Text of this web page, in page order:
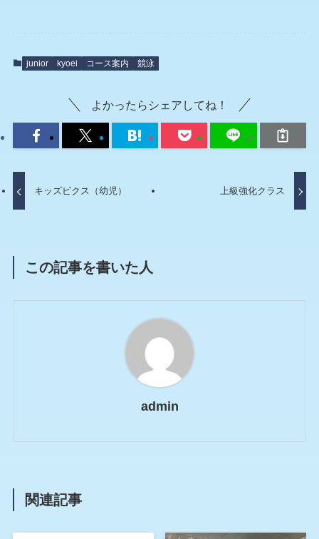
junior kyoei コース案内 競泳
よかったらシェアしてね！
キッズビクス（幼児） 上級強化クラス
この記事を書いた人
admin
関連記事